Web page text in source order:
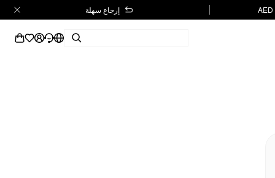
إرجاع سهلة